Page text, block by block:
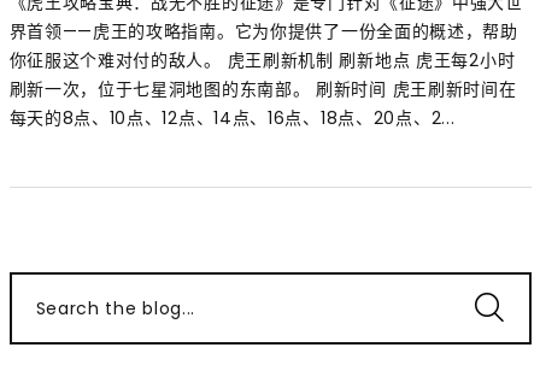
界首领——虎王的攻略指南。它为你提供了一份全面的概述，帮助
你征服这个难对付的敌人。 虎王刷新机制 刷新地点 虎王每2小时
刷新一次，位于七星洞地图的东南部。 刷新时间 虎王刷新时间在
每天的8点、10点、12点、14点、16点、18点、20点、2...
Search the blog...